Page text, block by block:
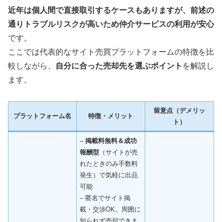
近年は個人間で直接取引するケースもありますが、前述の
通りトラブルリスクが高いため仲介サービスの利用が安心
です。
ここでは代表的なサイト売買プラットフォームの特徴を比
較しながら、
自分に合った売却先を選ぶポイント を解説し
ます。
プラットフォーム名 特徴・メリット
留意点（デメリッ
ト）
–掲載料無料＆成功
報酬型 （サイトが売
れたときのみ手数料
発生）で気軽に出品
可能
– 匿名でサイト掲
載・交渉OK。周囲に